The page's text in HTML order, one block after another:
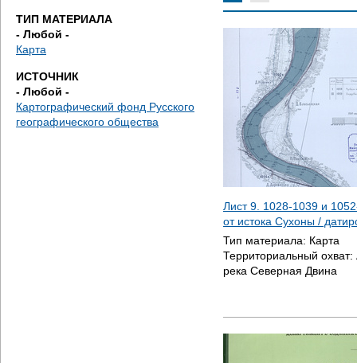
д
е
с
ь
ТИП МАТЕРИАЛА
- Любой -
Карта
ИСТОЧНИК
- Любой -
Картографический фонд Русского
географического общества
Лист 9. 1028-1039 и
от истока Сухоны /
Тип материала: Карта
Территориальный охват:
река Северная Двина